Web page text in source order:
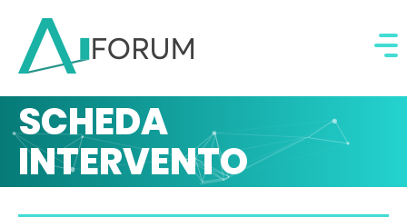
SCHEDA
INTERVENTO